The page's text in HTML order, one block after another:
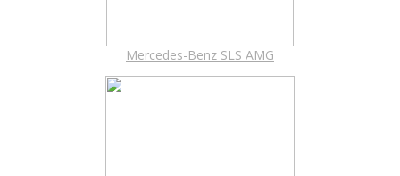
Mercedes-Benz SLS AMG